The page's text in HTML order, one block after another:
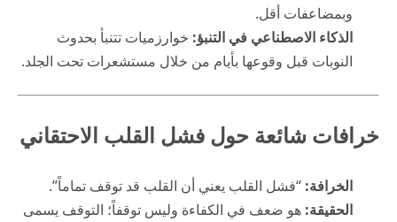
وبمضاعفات أقل.
الذكاء الاصطناعي في التنبؤ: خوارزميات تتنبأ بحدوث
النوبات قبل وقوعها بأيام من خلال مستشعرات تحت الجلد.
خرافات شائعة حول فشل القلب الاحتقاني
الخرافة: “فشل القلب يعني أن القلب قد توقف تماماً”.
الحقيقة: هو ضعف في الكفاءة وليس توقفاً؛ التوقف يسمى